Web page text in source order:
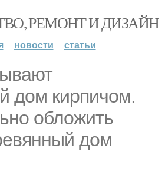
РЕМОНТ И ДИЗАЙН
новости статьи
дом кирпичом.
обложить
дом